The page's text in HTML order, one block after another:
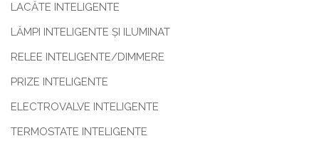
LACĂTE INTELIGENTE
LĂMPI INTELIGENTE ȘI ILUMINAT
RELEE INTELIGENTE/DIMMERE
PRIZE INTELIGENTE
ELECTROVALVE INTELIGENTE
TERMOSTATE INTELIGENTE